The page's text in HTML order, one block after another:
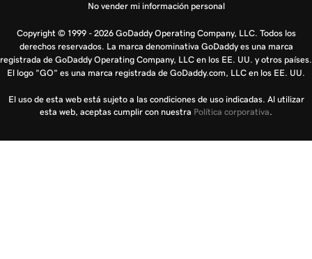
No vender mi información personal
Copyright © 1999 - 2026 GoDaddy Operating Company, LLC. Todos los
derechos reservados. La marca denominativa GoDaddy es una marca
registrada de GoDaddy Operating Company, LLC en los EE. UU. y otros países.
El logo "GO" es una marca registrada de GoDaddy.com, LLC en los EE. UU.
El uso de esta web está sujeto a las condiciones de uso indicadas. Al utilizar
esta web, aceptas cumplir con nuestra Política corporativa.